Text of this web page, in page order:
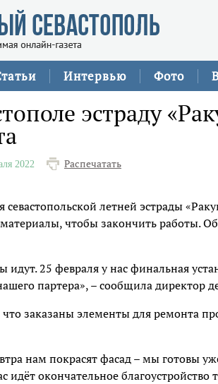
Интервью Фото
эстраду
2022 Распечатать
севастопольской летней эстрады
чтобы закончить работы.
идут. 25 февраля у нас финальная
партера», – сообщила директор
заказаны элементы для ремонта
нам покрасят фасад – мы готовы
идёт окончательное